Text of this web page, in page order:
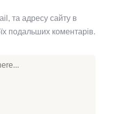
та адресу сайту в
подальших коментарів.